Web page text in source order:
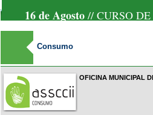
16 de Agosto// CURSO
Consumo
OFICINA MUNICIPAL